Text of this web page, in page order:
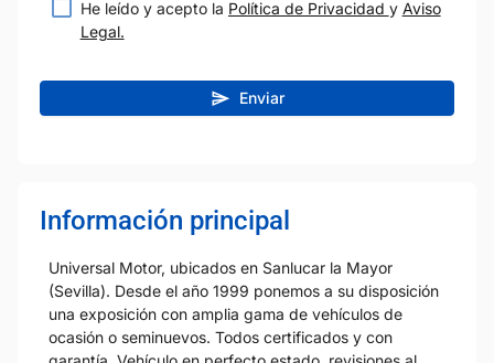
He leído y acepto la Política de Privacidad y Aviso
Legal.
Enviar
Información principal
Universal Motor, ubicados en Sanlucar la Mayor
(Sevilla). Desde el año 1999 ponemos a su disposición
una exposición con amplia gama de vehículos de
ocasión o seminuevos. Todos certificados y con